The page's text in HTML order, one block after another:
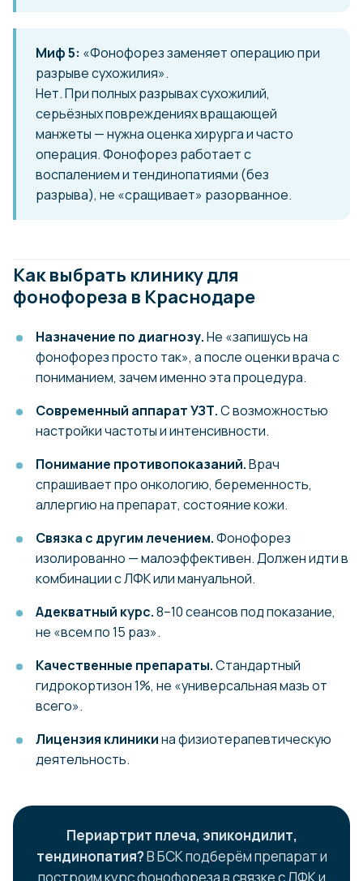
Миф 5: «Фонофорез заменяет операцию при
разрыве сухожилия».
Нет. При полных разрывах сухожилий,
серьёзных повреждениях вращающей
манжеты — нужна оценка хирурга и часто
операция. Фонофорез работает с
воспалением и тендинопатиями (без
разрыва), не «сращивает» разорванное.
Как выбрать клинику для
фонофореза в Краснодаре
Назначение по диагнозу.Не «запишусь на
фонофорез просто так», а после оценки врача с
пониманием, зачем именно эта процедура.
Современный аппарат УЗТ.С возможностью
настройки частоты и интенсивности.
Понимание противопоказаний.Врач
спрашивает про онкологию, беременность,
аллергию на препарат, состояние кожи.
Связка с другим лечением.Фонофорез
изолированно — малоэффективен. Должен идти в
комбинации с ЛФК или мануальной.
Адекватный курс.8–10 сеансов под показание,
не «всем по 15 раз».
Качественные препараты.Стандартный
гидрокортизон 1%, не «универсальная мазь от
всего».
Лицензия клиникина физиотерапевтическую
деятельность.
Периартрит плеча, эпикондилит,
тендинопатия?В БСК подберём препарат и
Вернуть свободу движения
и радость активной жизни
С нами у вас
получится